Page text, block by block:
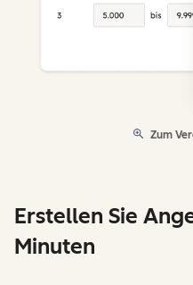
Zum
Erstellen Sie
Minuten